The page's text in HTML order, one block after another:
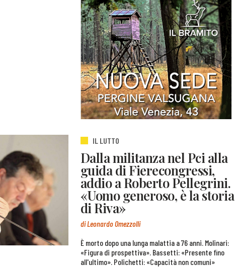
IL LUTTO
Dalla militanza nel Pci alla
guida di Fierecongressi,
addio a Roberto Pellegrini.
«Uomo generoso, è la storia
di Riva»
di Leonardo Omezzolli
È morto dopo una lunga malattia a 76 anni. Molinari:
«Figura di prospettiva». Bassetti: «Presente fino
all'ultimo». Polichetti: «Capacità non comuni»